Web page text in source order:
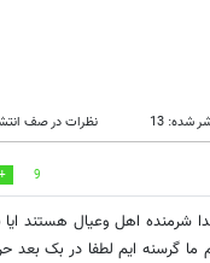
شده: 13 نظرات در صف
9
شرمنده اهل وعیال هستند
ما گرسنه ایم لطفا در بک بعد